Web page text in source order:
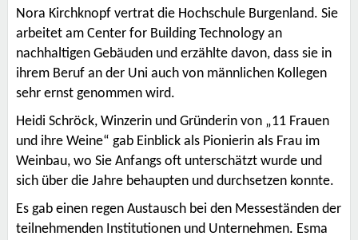
Nora Kirchknopf vertrat die Hochschule Burgenland. Sie
arbeitet am Center for Building Technology an
nachhaltigen Gebäuden und erzählte davon, dass sie in
ihrem Beruf an der Uni auch von männlichen Kollegen
sehr ernst genommen wird.
Heidi Schröck, Winzerin und Gründerin von „11 Frauen
und ihre Weine“ gab Einblick als Pionierin als Frau im
Weinbau, wo Sie Anfangs oft unterschätzt wurde und
sich über die Jahre behaupten und durchsetzen konnte.
Es gab einen regen Austausch bei den Messeständen der
teilnehmenden Institutionen und Unternehmen. Esma